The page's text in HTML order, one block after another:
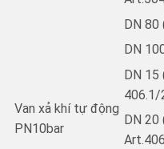
DN 80
DN
Van xả khí tự động
PN10bar
DN 15
406.1/
DN 20